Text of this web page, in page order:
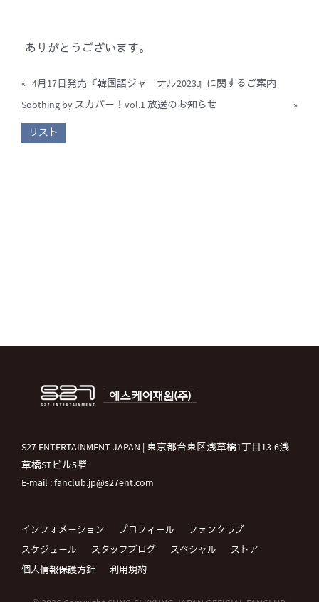
ありがとうございます。
« 4月17日発売『韓国語ジャーナル2023』に関するご案内
Soothing by スカパー！vol.1 放送のお知らせ
»
リスト
S27 ENTERTAINMENT JAPAN | 東京都台東区浅草橋1丁目13-6浅
草橋STビル5階
E-mail : fanclub.jp@s27ent.com
インフォメーション プロフィール
ファンクラブ
スケジュール
スタッフブログ スペシャル
ストア
個人情報保護方針
利用規約